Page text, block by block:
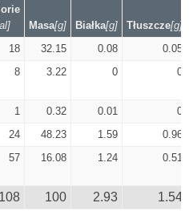
Masa[g] Białka[g] Tłuszcze[g]
18 32.15 0.08
0.05
8 3.22 0 0
1 0.32 0.01
0
24 48.23 1.59
0.96
57 16.08 1.24 0.51
108 100 2.93 1.54